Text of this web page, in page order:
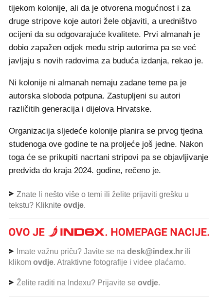
tijekom kolonije, ali da je otvorena mogućnost i za
druge stripove koje autori žele objaviti, a uredništvo
ocijeni da su odgovarajuće kvalitete. Prvi almanah je
dobio zapažen odjek među strip autorima pa se već
javljaju s novih radovima za buduća izdanja, rekao je.
Ni kolonije ni almanah nemaju zadane teme pa je
autorska sloboda potpuna. Zastupljeni su autori
različitih generacija i dijelova Hrvatske.
Organizacija sljedeće kolonije planira se prvog tjedna
studenoga ove godine te na proljeće još jedne. Nakon
toga će se prikupiti nacrtani stripovi pa se objavljivanje
predviđa do kraja 2024. godine, rečeno je.
Znate li nešto više o temi ili želite prijaviti grešku u
tekstu? Kliknite ovdje.
Imate važnu priču? Javite se na desk@index.hr ili
klikom ovdje. Atraktivne fotografije i videe plaćamo.
Želite raditi na Indexu? Prijavite se ovdje.